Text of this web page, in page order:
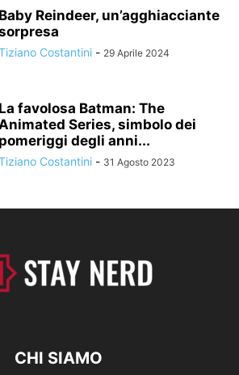
Baby Reindeer, un’agghiacciante
Costantini - 29 Aprile 2024
La favolosa Batman: The
Series, simbolo dei
pomeriggi degli anni...
Costantini - 31 Agosto 2023
CHI SIAMO